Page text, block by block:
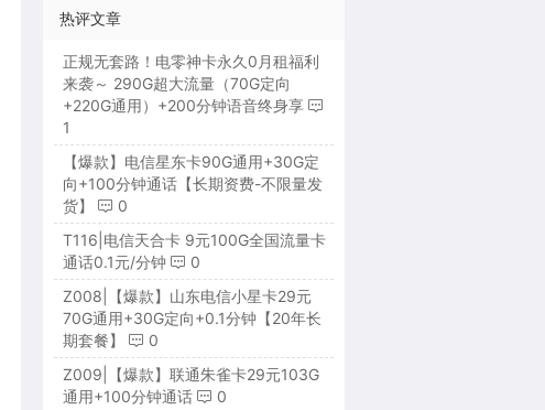
热评文章
正规无套路！电零神卡永久0月租福利
来袭～ 290G超大流量（70G定向
+220G通用）+200分钟语音终身享
1
【爆款】电信星东卡90G通用+30G定
向+100分钟通话【长期资费-不限量发
货】
0
T116|电信天合卡 9元100G全国流量卡
通话0.1元/分钟
0
Z008|【爆款】山东电信小星卡29元
70G通用+30G定向+0.1分钟【20年长
期套餐】
0
Z009|【爆款】联通朱雀卡29元103G
通用+100分钟通话
0